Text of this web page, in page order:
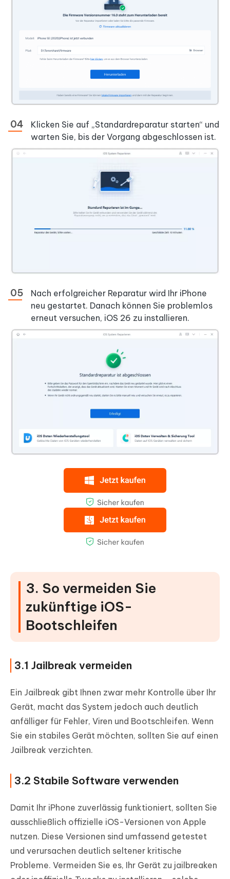
Klicken Sie auf „Standardreparatur starten“ und
warten Sie, bis der Vorgang abgeschlossen ist.
Nach erfolgreicher Reparatur wird Ihr iPhone
neu gestartet. Danach können Sie problemlos
erneut versuchen, iOS 26 zu installieren.
3. So vermeiden Sie
zukünftige iOS-
Bootschleifen
3.1 Jailbreak vermeiden
Ein Jailbreak gibt Ihnen zwar mehr Kontrolle über Ihr
Gerät, macht das System jedoch auch deutlich
anfälliger für Fehler, Viren und Bootschleifen. Wenn
Sie ein stabiles Gerät möchten, sollten Sie auf einen
Jailbreak verzichten.
3.2 Stabile Software verwenden
Damit Ihr iPhone zuverlässig funktioniert, sollten Sie
ausschließlich offizielle iOS-Versionen von Apple
nutzen. Diese Versionen sind umfassend getestet
und verursachen deutlich seltener kritische
Probleme. Vermeiden Sie es, Ihr Gerät zu jailbreaken